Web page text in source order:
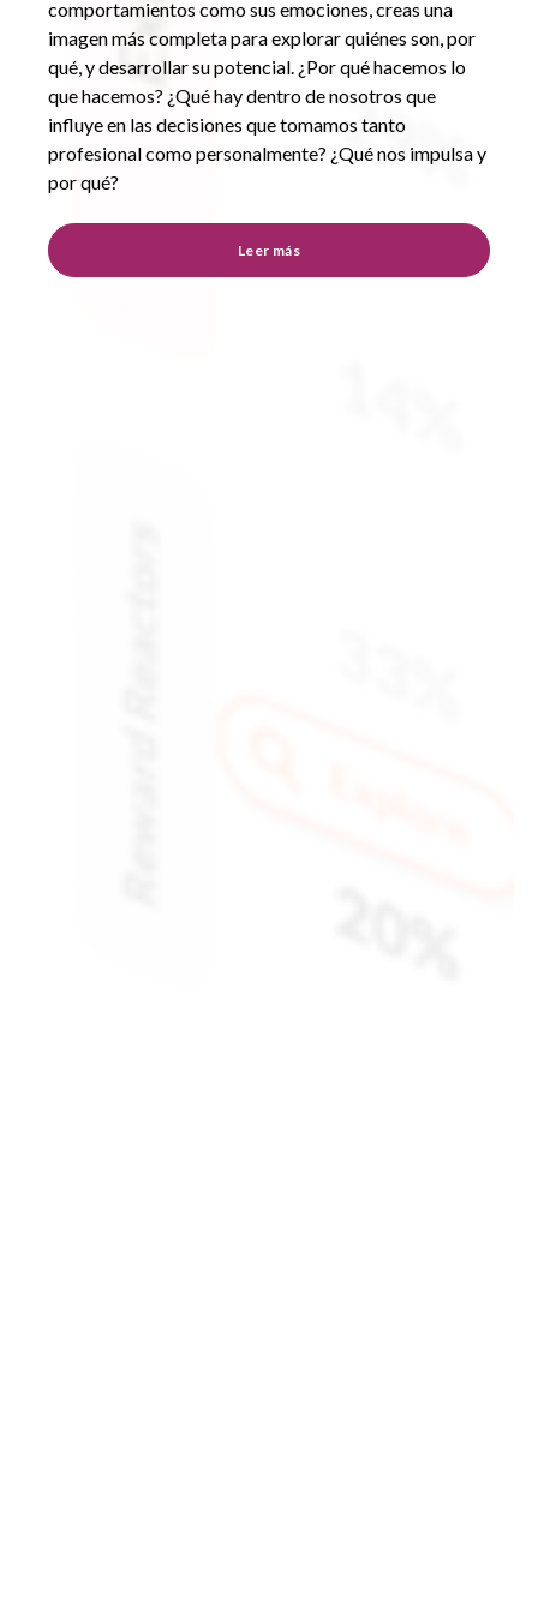
comportamientos como sus emociones, creas una
imagen más completa para explorar quiénes son, por
qué, y desarrollar su potencial. ¿Por qué hacemos lo
que hacemos? ¿Qué hay dentro de nosotros que
influye en las decisiones que tomamos tanto
profesional como personalmente? ¿Qué nos impulsa y
por qué?
Leer más